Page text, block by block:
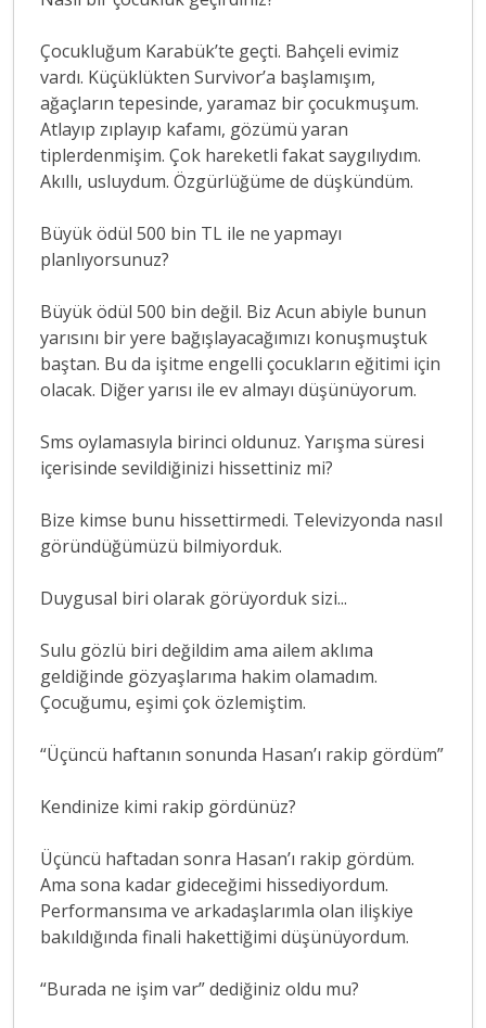
Çocukluğum Karabük’te geçti. Bahçeli evimiz
vardı. Küçüklükten Survivor’a başlamışım,
ağaçların tepesinde, yaramaz bir çocukmuşum.
Atlayıp zıplayıp kafamı, gözümü yaran
tiplerdenmişim. Çok hareketli fakat saygılıydım.
Akıllı, usluydum. Özgürlüğüme de düşkündüm.
Büyük ödül 500 bin TL ile ne yapmayı
planlıyorsunuz?
Büyük ödül 500 bin değil. Biz Acun abiyle bunun
yarısını bir yere bağışlayacağımızı konuşmuştuk
baştan. Bu da işitme engelli çocukların eğitimi için
olacak. Diğer yarısı ile ev almayı düşünüyorum.
Sms oylamasıyla birinci oldunuz. Yarışma süresi
içerisinde sevildiğinizi hissettiniz mi?
Bize kimse bunu hissettirmedi. Televizyonda nasıl
göründüğümüzü bilmiyorduk.
Duygusal biri olarak görüyorduk sizi...
Sulu gözlü biri değildim ama ailem aklıma
geldiğinde gözyaşlarıma hakim olamadım.
Çocuğumu, eşimi çok özlemiştim.
“Üçüncü haftanın sonunda Hasan’ı rakip gördüm”
Kendinize kimi rakip gördünüz?
Üçüncü haftadan sonra Hasan’ı rakip gördüm.
Ama sona kadar gideceğimi hissediyordum.
Performansıma ve arkadaşlarımla olan ilişkiye
bakıldığında finali hakettiğimi düşünüyordum.
“Burada ne işim var” dediğiniz oldu mu?